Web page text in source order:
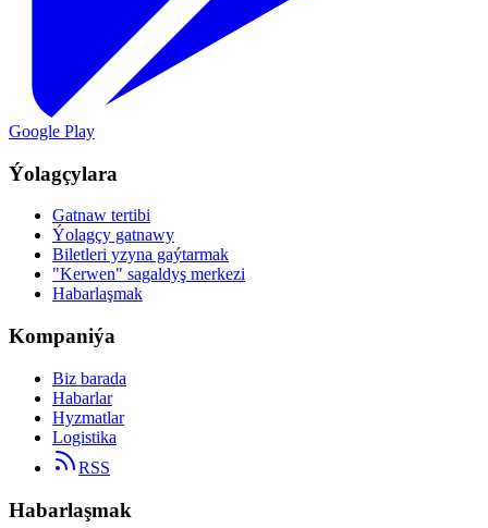
Google Play
Ýolagçylara
Gatnaw tertibi
Ýolagçy gatnawy
Biletleri yzyna gaýtarmak
"Kerwen" sagaldyş merkezi
Habarlaşmak
Kompaniýa
Biz barada
Habarlar
Hyzmatlar
Logistika
RSS
Habarlaşmak